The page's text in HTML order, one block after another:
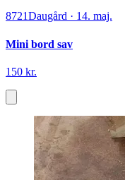
8721Daugård · 14. maj.
Mini bord sav
150 kr.